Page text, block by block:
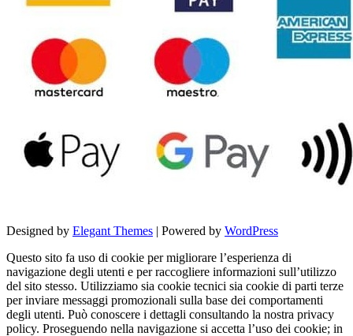
Designed by Elegant Themes | Powered by WordPress
Questo sito fa uso di cookie per migliorare l’esperienza di
navigazione degli utenti e per raccogliere informazioni sull’utilizzo
del sito stesso. Utilizziamo sia cookie tecnici sia cookie di parti terze
per inviare messaggi promozionali sulla base dei comportamenti
degli utenti. Può conoscere i dettagli consultando la nostra privacy
policy. Proseguendo nella navigazione si accetta l’uso dei cookie; in